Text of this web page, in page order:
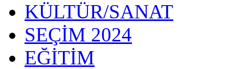
KÜLTÜR/SANAT
SEÇİM 2024
EĞİTİM